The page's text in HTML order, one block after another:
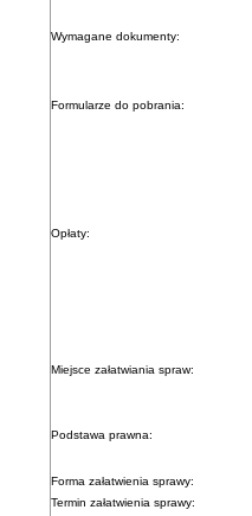
Wymagane dokumenty:
Formularze do pobrania:
Opłaty:
Miejsce załatwiania spraw:
Podstawa prawna:
Forma załatwienia sprawy:
Termin załatwienia sprawy: